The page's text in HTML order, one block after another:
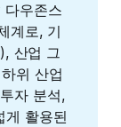
다우존스
계로, 기
산업 그
위 산업
자 분석,
게 활용된